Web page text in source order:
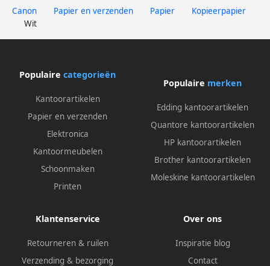
Canon Papier en verzenden Papier
Kopieerpapier
Wit
Populaire categorieën
Kantoorartikelen
Papier en verzenden
Elektronica
Kantoormeubelen
Schoonmaken
Printen
Populaire merken
Edding kantoorartikelen
Quantore kantoorartikelen
HP kantoorartikelen
Brother kantoorartikelen
Moleskine kantoorartikelen
Klantenservice
Retourneren & ruilen
Verzending & bezorging
Over ons
Inspiratie blog
Contact